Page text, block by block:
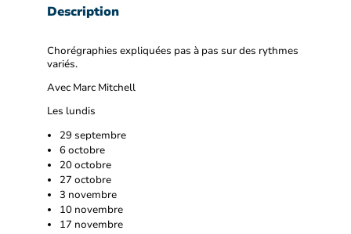
Description
Chorégraphies expliquées pas à pas sur des rythmes
variés.
Avec Marc Mitchell
Les lundis
29 septembre
6 octobre
20 octobre
27 octobre
3 novembre
10 novembre
17 novembre